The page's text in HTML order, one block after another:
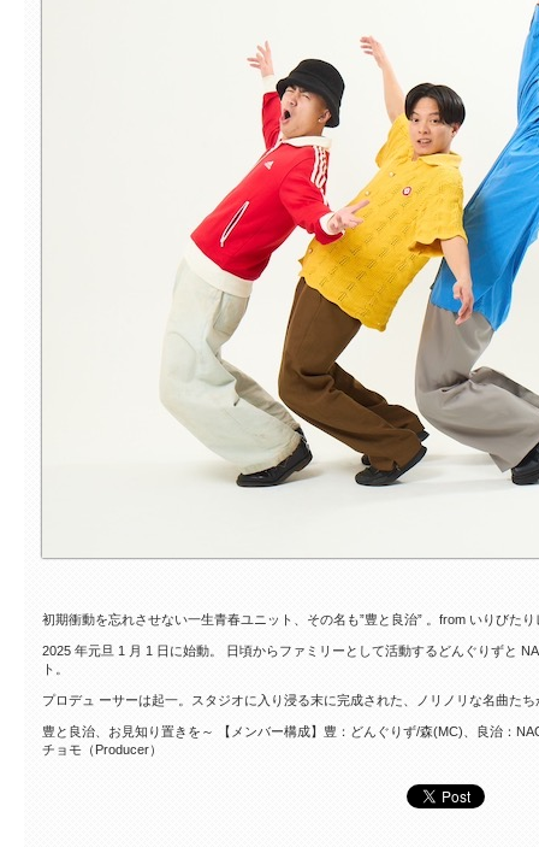
初期衝動を忘れさせない一生青春ユニット、その名も”豊と良治” 。from いりびたり
2025 年元旦 1 月 1 日に始動。 日頃からファミリーとして活動するどんぐりずと
ト。
プロデュ ーサーは起一。スタジオに入り浸る末に完成された、ノリノリな名曲た
豊と良治、お見知り置きを～ 【メンバー構成】豊：どんぐりず/森(MC)、良治：
チョモ（Producer）